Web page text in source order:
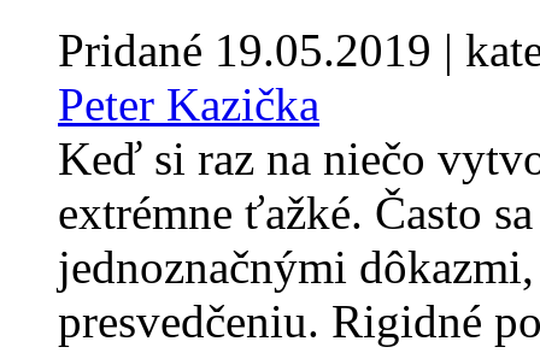
Pridané 19.05.2019 |
Peter Kazička
Keď si raz na niečo
extrémne ťažké. Často
jednoznačnými
presvedčeniu. Rigidné